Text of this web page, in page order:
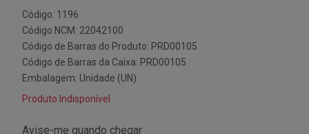
Código: 1196
Código NCM: 22042100
Código de Barras do Produto: PRD00105
Código de Barras da Caixa: PRD00105
Embalagem: Unidade (UN)
Produto Indisponível
Avise-me quando chegar